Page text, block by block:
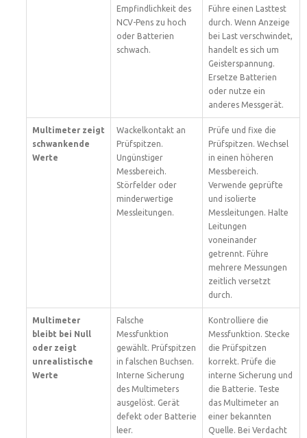
Empfindlichkeit des
NCV-Pens zu hoch
oder Batterien
schwach.
Führe einen Lasttest
durch. Wenn Anzeige
bei Last verschwindet,
handelt es sich um
Geisterspannung.
Ersetze Batterien
oder nutze ein
anderes Messgerät.
Multimeter zeigt
schwankende
Werte
Wackelkontakt an
Prüfspitzen.
Ungünstiger
Messbereich.
Störfelder oder
minderwertige
Messleitungen.
Prüfe und fixe die
Prüfspitzen. Wechsel
in einen höheren
Messbereich.
Verwende geprüfte
und isolierte
Messleitungen. Halte
Leitungen
voneinander
getrennt. Führe
mehrere Messungen
zeitlich versetzt
durch.
Multimeter
bleibt bei Null
oder zeigt
unrealistische
Werte
Falsche
Messfunktion
gewählt. Prüfspitzen
in falschen Buchsen.
Interne Sicherung
des Multimeters
ausgelöst. Gerät
defekt oder Batterie
leer.
Kontrolliere die
Messfunktion. Stecke
die Prüfspitzen
korrekt. Prüfe die
interne Sicherung und
die Batterie. Teste
das Multimeter an
einer bekannten
Quelle. Bei Verdacht